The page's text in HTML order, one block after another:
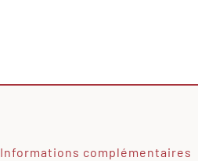
Informations complémentaires